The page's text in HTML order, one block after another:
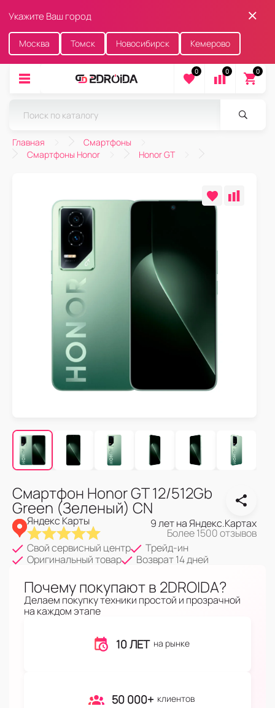
Укажите Ваш город
Москва Томск Новосибирск Кемерово
0 0 0
Главная
Смартфоны
Смартфоны Honor
Honor GT
Смартфон Honor GT 12/512Gb
Green (Зеленый) CN
Яндекс Карты 9 лет на Яндекс.Картах
Более 1500 отзывов
Свой сервисный центр
Трейд-ин
Оригинальный товар
Возврат 14 дней
Почему покупают в 2DROIDA?
Делаем покупку техники простой и прозрачной
на каждом этапе
10 ЛЕТ на рынке
50 000+ клиентов